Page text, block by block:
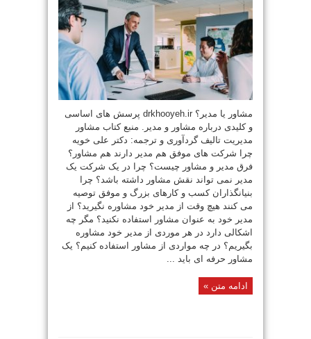
مشاور یا مدیر؟ drkhooyeh.ir پرسش های اساسی
و کلیدی درباره مشاور و مدیر. منبع کتاب مشاور
مدیریت تالیف گردآوری و ترجمه: دکتر علی خویه
چرا شرکت های موفق هم مدیر دارند هم مشاور؟
فرق مدیر و مشاور چیست؟ چرا در یک شرکت یک
مدیر نمی تواند نقش مشاور داشته باشد؟ چرا
بنیانگذاران کسب و کارهای بزرگ و موفق توصیه
می کنند هیچ وقت از مدیر خود مشاوره نگیرید؟ از
مدیر خود به عنوان مشاور استفاده نکنید؟ مگر چه
اشکالی دارد در هر موردی از مدیر خود مشاوره
بگیریم؟ در چه مواردی از مشاور استفاده کنیم؟ یک
مشاور حرفه ای باید ...
ادامه متن »